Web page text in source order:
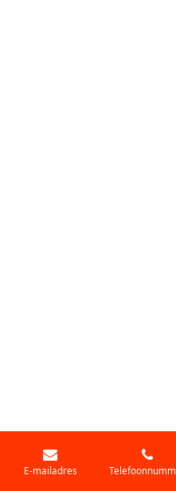
E-mailadres